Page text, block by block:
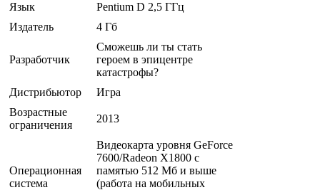
Язык
Pentium D 2,5 ГГц
Издатель
4 Гб
Разработчик
Сможешь ли ты стать
героем в эпицентре
катастрофы?
Дистрибьютор
Игра
Возрастные
ограничения
2013
Операционная
система
Видеокарта уровня GeForce
7600/Radeon X1800 с
памятью 512 Мб и выше
(работа на мобильных